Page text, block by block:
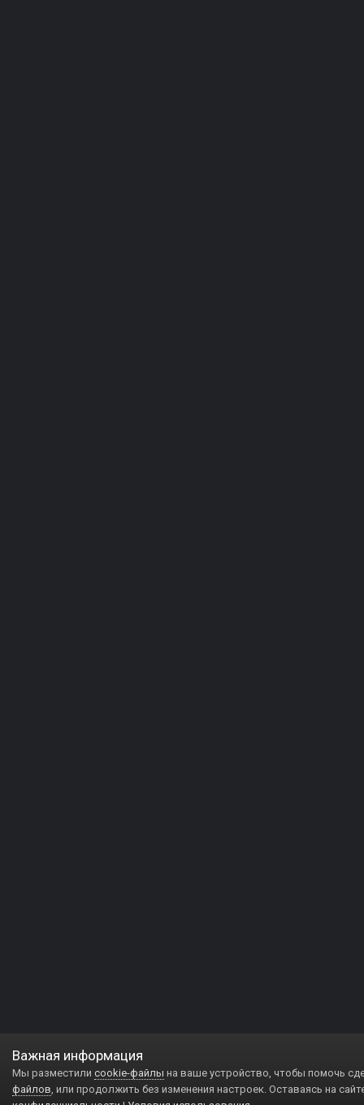
Важная информация
Мы разместили cookie-файлы на ваше устройство, чтобы помочь
файлов, или продолжить без изменения настроек. Оставаясь на